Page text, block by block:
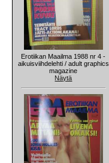
Erotiikan Maailma 1988 nr 4 -
aikuisviihdelehti / adult graphics
magazine
Näytä